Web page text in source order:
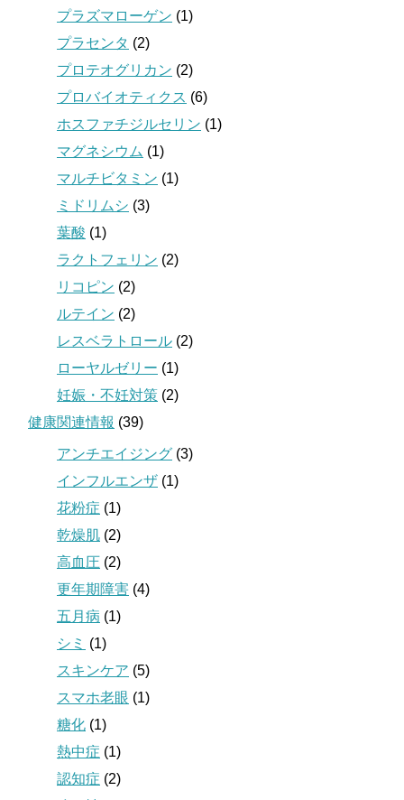
プラズマローゲン (1)
プラセンタ (2)
プロテオグリカン (2)
プロバイオティクス (6)
ホスファチジルセリン (1)
マグネシウム (1)
マルチビタミン (1)
ミドリムシ (3)
葉酸 (1)
ラクトフェリン (2)
リコピン (2)
ルテイン (2)
レスベラトロール (2)
ローヤルゼリー (1)
妊娠・不妊対策 (2)
健康関連情報 (39)
アンチエイジング (3)
インフルエンザ (1)
花粉症 (1)
乾燥肌 (2)
高血圧 (2)
更年期障害 (4)
五月病 (1)
シミ (1)
スキンケア (5)
スマホ老眼 (1)
糖化 (1)
熱中症 (1)
認知症 (2)